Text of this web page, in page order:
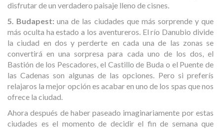
disfrutar de un verdadero paisaje lleno de cisnes.
5. Budapest: una de las ciudades que más sorprende y que
más oculta ha estado a los aventureros. El río Danubio divide
la ciudad en dos y perderte en cada una de las zonas se
convertirá en una sorpresa para cada uno de los dos, el
Bastión de los Pescadores, el Castillo de Buda o el Puente de
las Cadenas son algunas de las opciones. Pero si preferís
relajaros la mejor opción es acabar en uno de los spas que nos
ofrece la ciudad.
Ahora después de haber paseado imaginariamente por estas
ciudades es el momento de decidir el fin de semana que